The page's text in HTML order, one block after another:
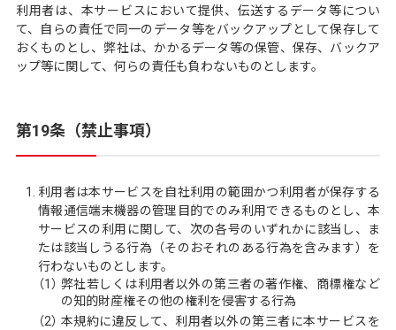
利用者は、本サービスにおいて提供、伝送するデータ等につい
て、自らの責任で同一のデータ等をバックアップとして保存して
おくものとし、弊社は、かかるデータ等の保管、保存、バックア
ップ等に関して、何らの責任も負わないものとします。
第19条（禁止事項）
利用者は本サービスを自社利用の範囲かつ利用者が保存する
情報通信端末機器の管理目的でのみ利用できるものとし、本
サービスの利用に関して、次の各号のいずれかに該当し、ま
たは該当しうる行為（そのおそれのある行為を含みます）を
行わないものとします。
（1）弊社若しくは利用者以外の第三者の著作権、商標権など
の知的財産権その他の権利を侵害する行為
（2）本規約に違反して、利用者以外の第三者に本サービスを